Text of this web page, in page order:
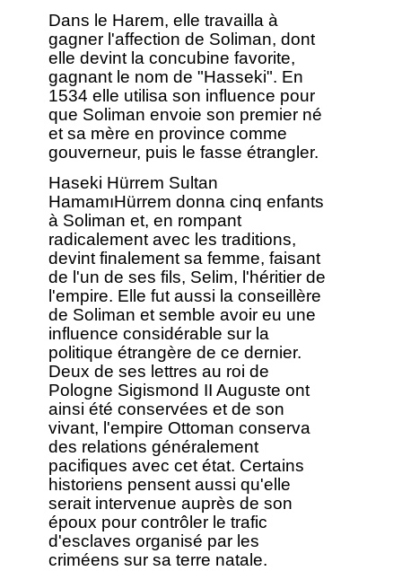
Dans le Harem, elle travailla à
gagner l'affection de Soliman, dont
elle devint la concubine favorite,
gagnant le nom de "Hasseki". En
1534 elle utilisa son influence pour
que Soliman envoie son premier né
et sa mère en province comme
gouverneur, puis le fasse étrangler.
Haseki Hürrem Sultan
HamamıHürrem donna cinq enfants
à Soliman et, en rompant
radicalement avec les traditions,
devint finalement sa femme, faisant
de l'un de ses fils, Selim, l'héritier de
l'empire. Elle fut aussi la conseillère
de Soliman et semble avoir eu une
influence considérable sur la
politique étrangère de ce dernier.
Deux de ses lettres au roi de
Pologne Sigismond II Auguste ont
ainsi été conservées et de son
vivant, l'empire Ottoman conserva
des relations généralement
pacifiques avec cet état. Certains
historiens pensent aussi qu'elle
serait intervenue auprès de son
époux pour contrôler le trafic
d'esclaves organisé par les
criméens sur sa terre natale.